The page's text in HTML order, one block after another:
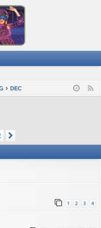
DEC
1 2 3 4